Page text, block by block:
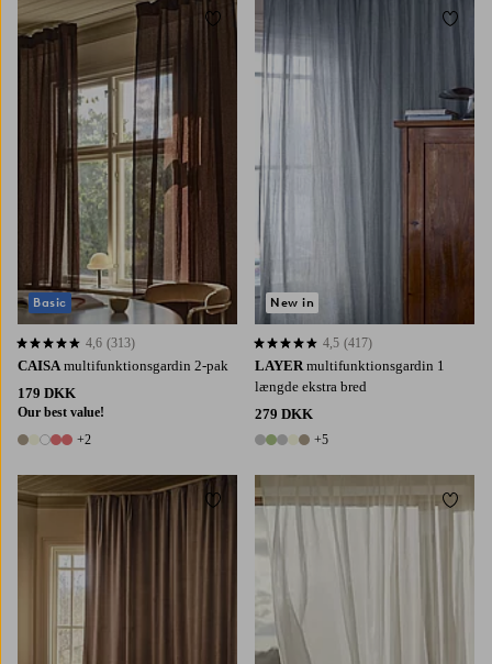
CAISA multifunktionsgardin 2-pak
179 DKK
Our best value!
7 farver
+2
4,6 baseret på 313 bedømmelser
4,6 (313)
Basic
Tilføj til favoritter
LAYER multifunktionsgardin 1
længde ekstra bred
279 DKK
10 farver
+5
4,5 baseret på 417 bedømmelser
4,5 (417)
New in
Tilføj
Tilføj til favoritter
250300
Tilføj